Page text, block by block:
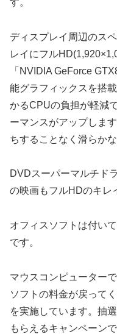
ディスプレイ周辺のス
レイにフル
「NVIDIA GeForce
能グラフィックスを搭
かるCPUの負担が軽減
ーマンスがアップしま
ちすることなく滑らか
DVDスーパーマルチド
の映画もフルHDのキレ
オフィスソフトは付い
です。
マウスコンピューター
ソフトの料金が戻って
を実施しています。抽
もらえるキャンペーン